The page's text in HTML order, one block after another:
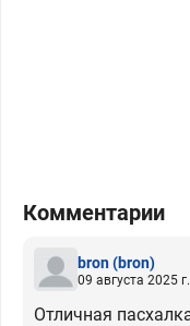
Комментарии
bron(bron)
09 августа 2025 г.
Отличная